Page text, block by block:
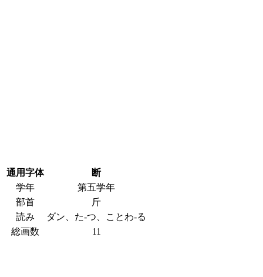
通用字体
断
学年
第五学年
部首
斤
読み
ダン、た-つ、ことわ-る
総画数
11